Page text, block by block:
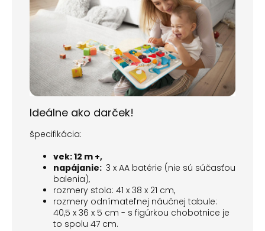
Ideálne ako darček!
špecifikácia:
vek: 12 m +,
napájanie: 3 x AA batérie (nie sú súčasťou
balenia),
rozmery stola: 41 x 38 x 21 cm,
rozmery odnímateľnej náučnej tabule:
40,5 x 36 x 5 cm - s figúrkou chobotnice je
to spolu 47 cm.